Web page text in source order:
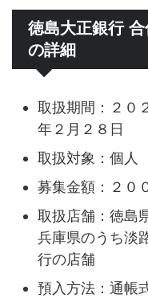
徳島大正銀行
の詳細
取扱期間：２０
年２月２８日
取扱対象：個人
募集金額：２０
取扱店舗：徳島
兵庫県のうち淡
行の店舗
預入方法：通帳